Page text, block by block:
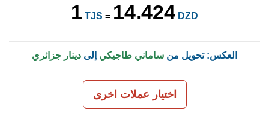
1 TJS = 14.424 DZD
العكس: تحويل من ساماني طاجيكي إلى دينار جزائري
اختيار عملات اخرى